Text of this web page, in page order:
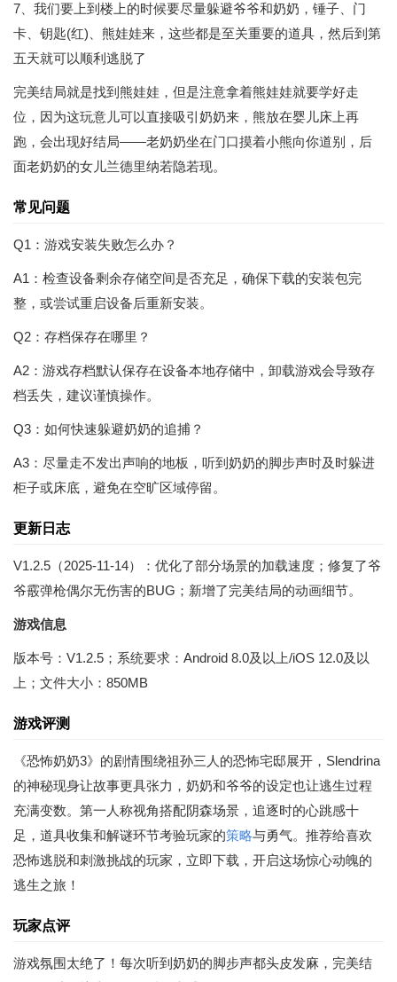
7、我们要上到楼上的时候要尽量躲避爷爷和奶奶，锤子、门
卡、钥匙(红)、熊娃娃来，这些都是至关重要的道具，然后到第
五天就可以顺利逃脱了
完美结局就是找到熊娃娃，但是注意拿着熊娃娃就要学好走
位，因为这玩意儿可以直接吸引奶奶来，熊放在婴儿床上再
跑，会出现好结局——老奶奶坐在门口摸着小熊向你道别，后
面老奶奶的女儿兰德里纳若隐若现。
常见问题
Q1：游戏安装失败怎么办？
A1：检查设备剩余存储空间是否充足，确保下载的安装包完
整，或尝试重启设备后重新安装。
Q2：存档保存在哪里？
A2：游戏存档默认保存在设备本地存储中，卸载游戏会导致存
档丢失，建议谨慎操作。
Q3：如何快速躲避奶奶的追捕？
A3：尽量走不发出声响的地板，听到奶奶的脚步声时及时躲进
柜子或床底，避免在空旷区域停留。
更新日志
V1.2.5（2025-11-14）：优化了部分场景的加载速度；修复了爷
爷霰弹枪偶尔无伤害的BUG；新增了完美结局的动画细节。
游戏信息
版本号：V1.2.5；系统要求：Android 8.0及以上/iOS 12.0及以
上；文件大小：850MB
游戏评测
《恐怖奶奶3》的剧情围绕祖孙三人的恐怖宅邸展开，Slendrina
的神秘现身让故事更具张力，奶奶和爷爷的设定也让逃生过程
充满变数。第一人称视角搭配阴森场景，追逐时的心跳感十
足，道具收集和解谜环节考验玩家的策略与勇气。推荐给喜欢
恐怖逃脱和刺激挑战的玩家，立即下载，开启这场惊心动魄的
逃生之旅！
玩家点评
游戏氛围太绝了！每次听到奶奶的脚步声都头皮发麻，完美结